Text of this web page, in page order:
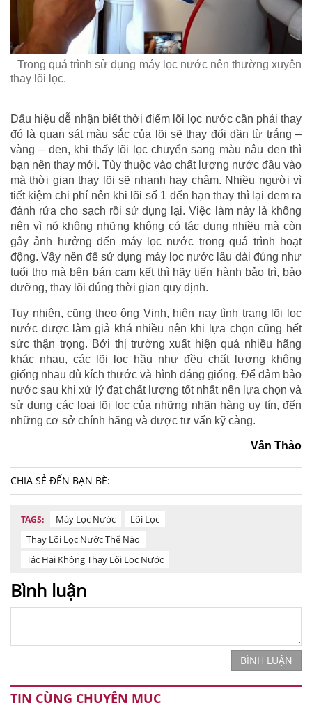
Trong quá trình sử dụng máy lọc nước nên thường xuyên
thay lõi lọc.
Dấu hiệu dễ nhận biết thời điểm lõi lọc nước cần phải thay
đó là quan sát màu sắc của lõi sẽ thay đổi dần từ trắng –
vàng – đen, khi thấy lõi lọc chuyển sang màu nâu đen thì
bạn nên thay mới. Tùy thuộc vào chất lượng nước đầu vào
mà thời gian thay lõi sẽ nhanh hay chậm. Nhiều người vì
tiết kiệm chi phí nên khi lõi số 1 đến hạn thay thì lại đem ra
đánh rửa cho sạch rồi sử dụng lại. Việc làm này là không
nên vì nó không những không có tác dụng nhiều mà còn
gây ảnh hưởng đến máy lọc nước trong quá trình hoạt
động. Vậy nên để sử dụng máy lọc nước lâu dài đúng như
tuổi thọ mà bên bán cam kết thì hãy tiến hành bảo trì, bảo
dưỡng, thay lõi đúng thời gian quy định.
Tuy nhiên, cũng theo ông Vinh, hiện nay tình trạng lõi lọc
nước được làm giả khá nhiều nên khi lựa chọn cũng hết
sức thận trọng. Bởi thị trường xuất hiện quá nhiều hãng
khác nhau, các lõi lọc hầu như đều chất lượng không
giống nhau dù kích thước và hình dáng giống. Để đảm bảo
nước sau khi xử lý đạt chất lượng tốt nhất nên lựa chọn và
sử dụng các loại lõi lọc của những nhãn hàng uy tín, đến
những cơ sở chính hãng và được tư vấn kỹ càng.
Vân Thảo
CHIA SẺ ĐẾN BẠN BÈ:
TAGS: Máy Lọc Nước
Lõi Lọc
Thay Lõi Lọc Nước Thế Nào
Tác Hại Không Thay Lõi Lọc Nước
Bình luận
BÌNH LUẬN
TIN CÙNG CHUYÊN MỤC